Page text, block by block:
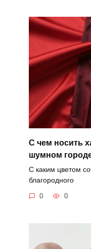
С чем носить
шумном
С каким цветом
благородного
0 0